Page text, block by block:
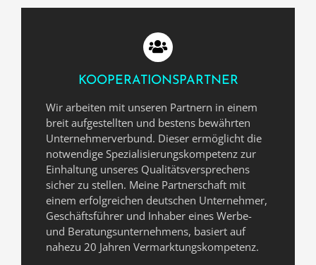
KOOPERATIONSPARTNER
Wir arbeiten mit unseren Partnern in einem
breit aufgestellten und bestens bewährten
Unternehmerverbund. Dieser ermöglicht die
notwendige Spezialisierungskompetenz zur
Einhaltung unseres Qualitätsversprechens
sicher zu stellen. Meine Partnerschaft mit
einem erfolgreichen deutschen Unternehmer,
Geschäftsführer und Inhaber eines Werbe-
und Beratungsunternehmens, basiert auf
nahezu 20 Jahren Vermarktungskompetenz.